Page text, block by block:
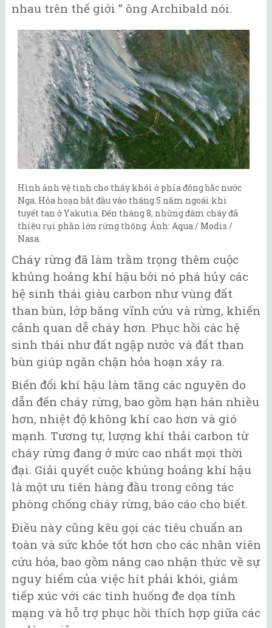
nhau trên thế giới ” ông Archibald nói.
Hình ảnh vệ tinh cho thấy khói ở phía đông bắc nước
Nga. Hỏa hoạn bắt đầu vào tháng 5 năm ngoái khi
tuyết tan ở Yakutia. Đến tháng 8, những đám cháy đã
thiêu rụi phần lớn rừng thông. Ảnh: Aqua / Modis /
Nasa.
Cháy rừng đã làm trầm trọng thêm cuộc
khủng hoảng khí hậu bởi nó phá hủy các
hệ sinh thái giàu carbon như vùng đất
than bùn, lớp băng vĩnh cửu và rừng, khiến
cảnh quan dễ cháy hơn. Phục hồi các hệ
sinh thái như đất ngập nước và đất than
bùn giúp ngăn chặn hỏa hoạn xảy ra.
Biến đổi khí hậu làm tăng các nguyên do
dẫn đến cháy rừng, bao gồm hạn hán nhiều
hơn, nhiệt độ không khí cao hơn và gió
mạnh. Tương tự, lượng khí thải carbon từ
cháy rừng đang ở mức cao nhất mọi thời
đại. Giải quyết cuộc khủng hoảng khí hậu
là một ưu tiên hàng đầu trong công tác
phòng chống cháy rừng, báo cáo cho biết.
Điều này cũng kêu gọi các tiêu chuẩn an
toàn và sức khỏe tốt hơn cho các nhân viên
cứu hỏa, bao gồm nâng cao nhận thức về sự
nguy hiểm của việc hít phải khói, giảm
tiếp xúc với các tình huống đe dọa tính
mạng và hỗ trợ phục hồi thích hợp giữa các